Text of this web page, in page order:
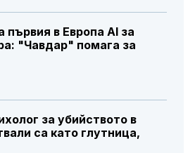
първия в Европа AI за
"Чавдар" помага за
за убийството в
са като глутница,